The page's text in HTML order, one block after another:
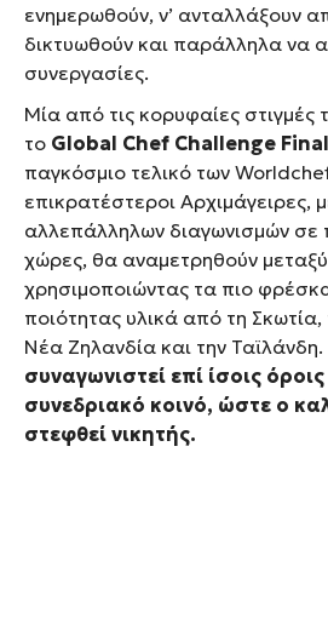
ενημερωθούν, ν’ ανταλλάξουν
δικτυωθούν και παράλληλα να
συνεργασίες.
Μία από τις κορυφαίες στιγμές
το Global Chef Challenge Final
παγκόσμιο τελικό των
επικρατέστεροι Αρχιμάγειρες,
αλλεπάλληλων διαγωνισμών σε
χώρες, θα αναμετρηθούν
χρησιμοποιώντας τα πιο
ποιότητας υλικά από τη
Νέα Ζηλανδία και την Ταϊλάνδη.
συναγωνιστεί επί ίσοις
συνεδριακό κοινό, ώστε ο
στεφθεί νικητής.